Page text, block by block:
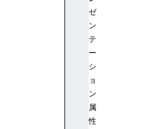
ゼ
ン
テ
ー
シ
ョ
ン
属
性